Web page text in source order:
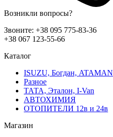
Возникли вопросы?
Звоните: +38 095 775-83-36
+38 067 123-55-66
Каталог
ISUZU, Богдан, ATAMAN
Разное
ТАТА, Эталон, I-Van
АВТОХИМИЯ
ОТОПИТЕЛИ 12в и 24в
Магазин